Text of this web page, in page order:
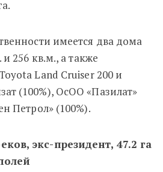
имеется два дома
256 кв.м., а также
Land Cruiser 200 и
(100%), ОсОО «Пазилат»
Петрол» (100%).
экс-президент, 47.2 га